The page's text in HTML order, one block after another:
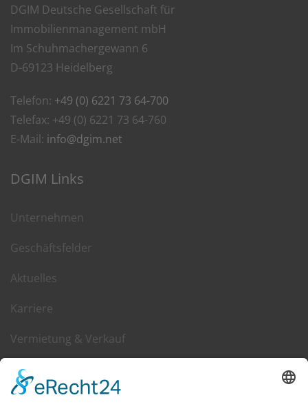
DGIM Deutsche Gesellschaft für
Immobilienmanagement mbH
Im Schuhmachergewann 6
D-69123 Heidelberg
Telefon: +49 (0) 6221 73 64-700
Telefax: +49 (0) 6221 73 64-760
E-Mail: info@dgim.net
DGIM Links
Unternehmen
Geschäftsfelder
Aktuelles
Karriere
Vermietung & Verkauf
Kontakt